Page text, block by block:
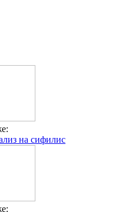
на сифилис